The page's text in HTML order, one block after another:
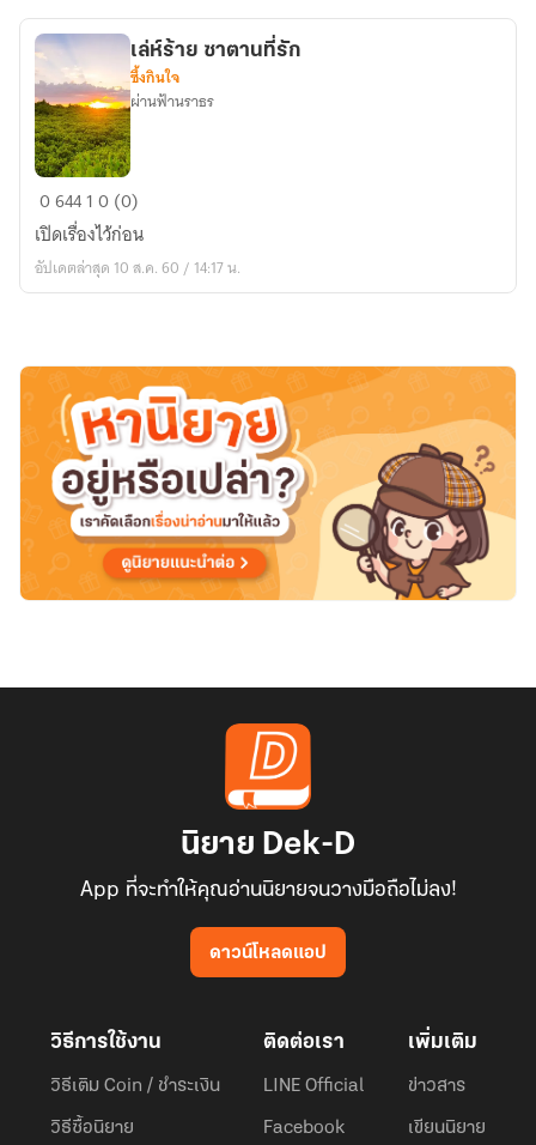
เล่ห์
ร้าย
ซาตาน
ที่รัก
เล่ห์ร้าย ซาตานที่รัก
ซึ้งกินใจ
ผ่านฟ้านราธร
064410 (0)
เปิดเรื่องไว้ก่อน
อัปเดตล่าสุด 10 ส.ค. 60 / 14:17 น.
นิยาย Dek-D
App ที่จะทำให้คุณอ่านนิยายจนวางมือถือไม่ลง!
ดาวน์โหลดแอป
วิธีการใช้งาน
วิธีเติม Coin / ชำระเงิน
วิธีซื้อนิยาย
ติดต่อเรา
LINE Official
Facebook
เพิ่มเติม
ข่าวสาร
เขียนนิยาย